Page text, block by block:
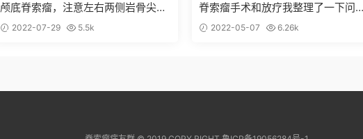
颅底脊索瘤，注意左右两侧岩骨尖位
置。2022-07-29 5.5k
脊索瘤手术和放疗我整理了一下问题
和注意事项
2022-05-07 6.26k